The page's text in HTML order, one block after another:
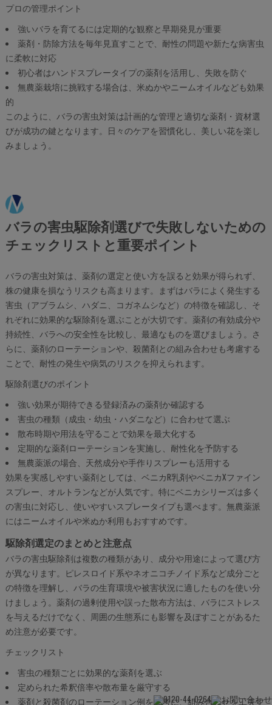
プロの管理ポイント
強いバラを育てるには定期的な観察と早期発見が重要
薬剤・防除方法を毎年見直すことで、耐性の問題や新たな病害虫
に柔軟に対応
初心者はハンドスプレータイプの薬剤を活用し、失敗を防ぐ
無農薬栽培に挑戦する場合は、米ぬかやニームオイルなども効果
的
このように、バラの害虫対策は計画的な管理と適切な薬剤・資材選
びが成功の鍵となります。日々のケアを習慣化し、美しい花を楽し
みましょう。
バラの害虫駆除剤選びで失敗しないための
チェックリストと重要ポイント
バラの害虫対策は、薬剤の選定と使い方を誤ると効果が得られず、
株の健康を損なうリスクも高まります。まずはバラによく発生する
害虫（アブラムシ、ハダニ、コガネムシなど）の特徴を確認し、そ
れぞれに効果的な駆除剤を選ぶことが大切です。薬剤の有効成分や
持続性、バラへの安全性を比較し、最適なものを選びましょう。さ
らに、薬剤のローテーションや、殺菌剤との組み合わせも考慮する
ことで、耐性の発生や病気のリスクを抑えられます。
駆除剤選びのポイント
強い効果が期待できる登録済みの薬剤か確認する
害虫の種類（成虫・幼虫・ハダニなど）に合わせて選ぶ
散布時期や用法を守ることで効果を最大化する
定期的な薬剤ローテーションを実施し、耐性化を予防する
無農薬派の場合、天然成分や手作りスプレーも活用する
効果を実感しやすい薬剤としては、ベニカR乳剤やベニカXファイン
スプレー、オルトランなどが人気です。特にベニカシリーズは多く
の害虫に対応し、使いやすいスプレータイプも選べます。無農薬派
にはニームオイルや米ぬか利用もおすすめです。
駆除剤選定のまとめと注意点
バラの害虫駆除剤は複数の種類があり、成分や用途によって選び方
が異なります。ピレスロイド系やネオニコチノイド系など成分ごと
の特徴を理解し、バラの生育環境や被害状況に適したものを使い分
けましょう。薬剤の過剰使用や誤った散布方法は、バラにストレス
を与えるだけでなく、周囲の生態系にも影響を及ぼすことがあるた
め注意が必要です。
チェックリスト
害虫の種類ごとに効果的な薬剤を選ぶ
定められた希釈倍率や散布量を厳守する
薬剤と殺菌剤のローテーション例を参考に、組み合わせを工夫す